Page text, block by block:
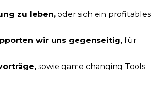
zu leben, oder sich ein profitables
wir uns gegenseitig, für
sowie game changing Tools